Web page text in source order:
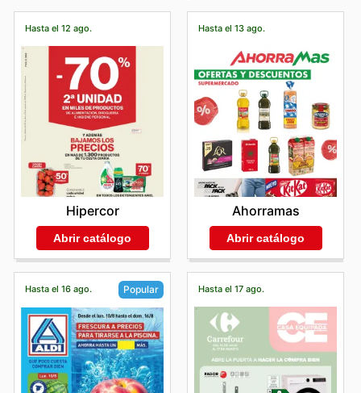
Hasta el 12 ago.
Hipercor
Abrir catálogo
Hasta el 13 ago.
Ahorramas
Abrir catálogo
Hasta el 16 ago. Popular Hasta el 17 ago.